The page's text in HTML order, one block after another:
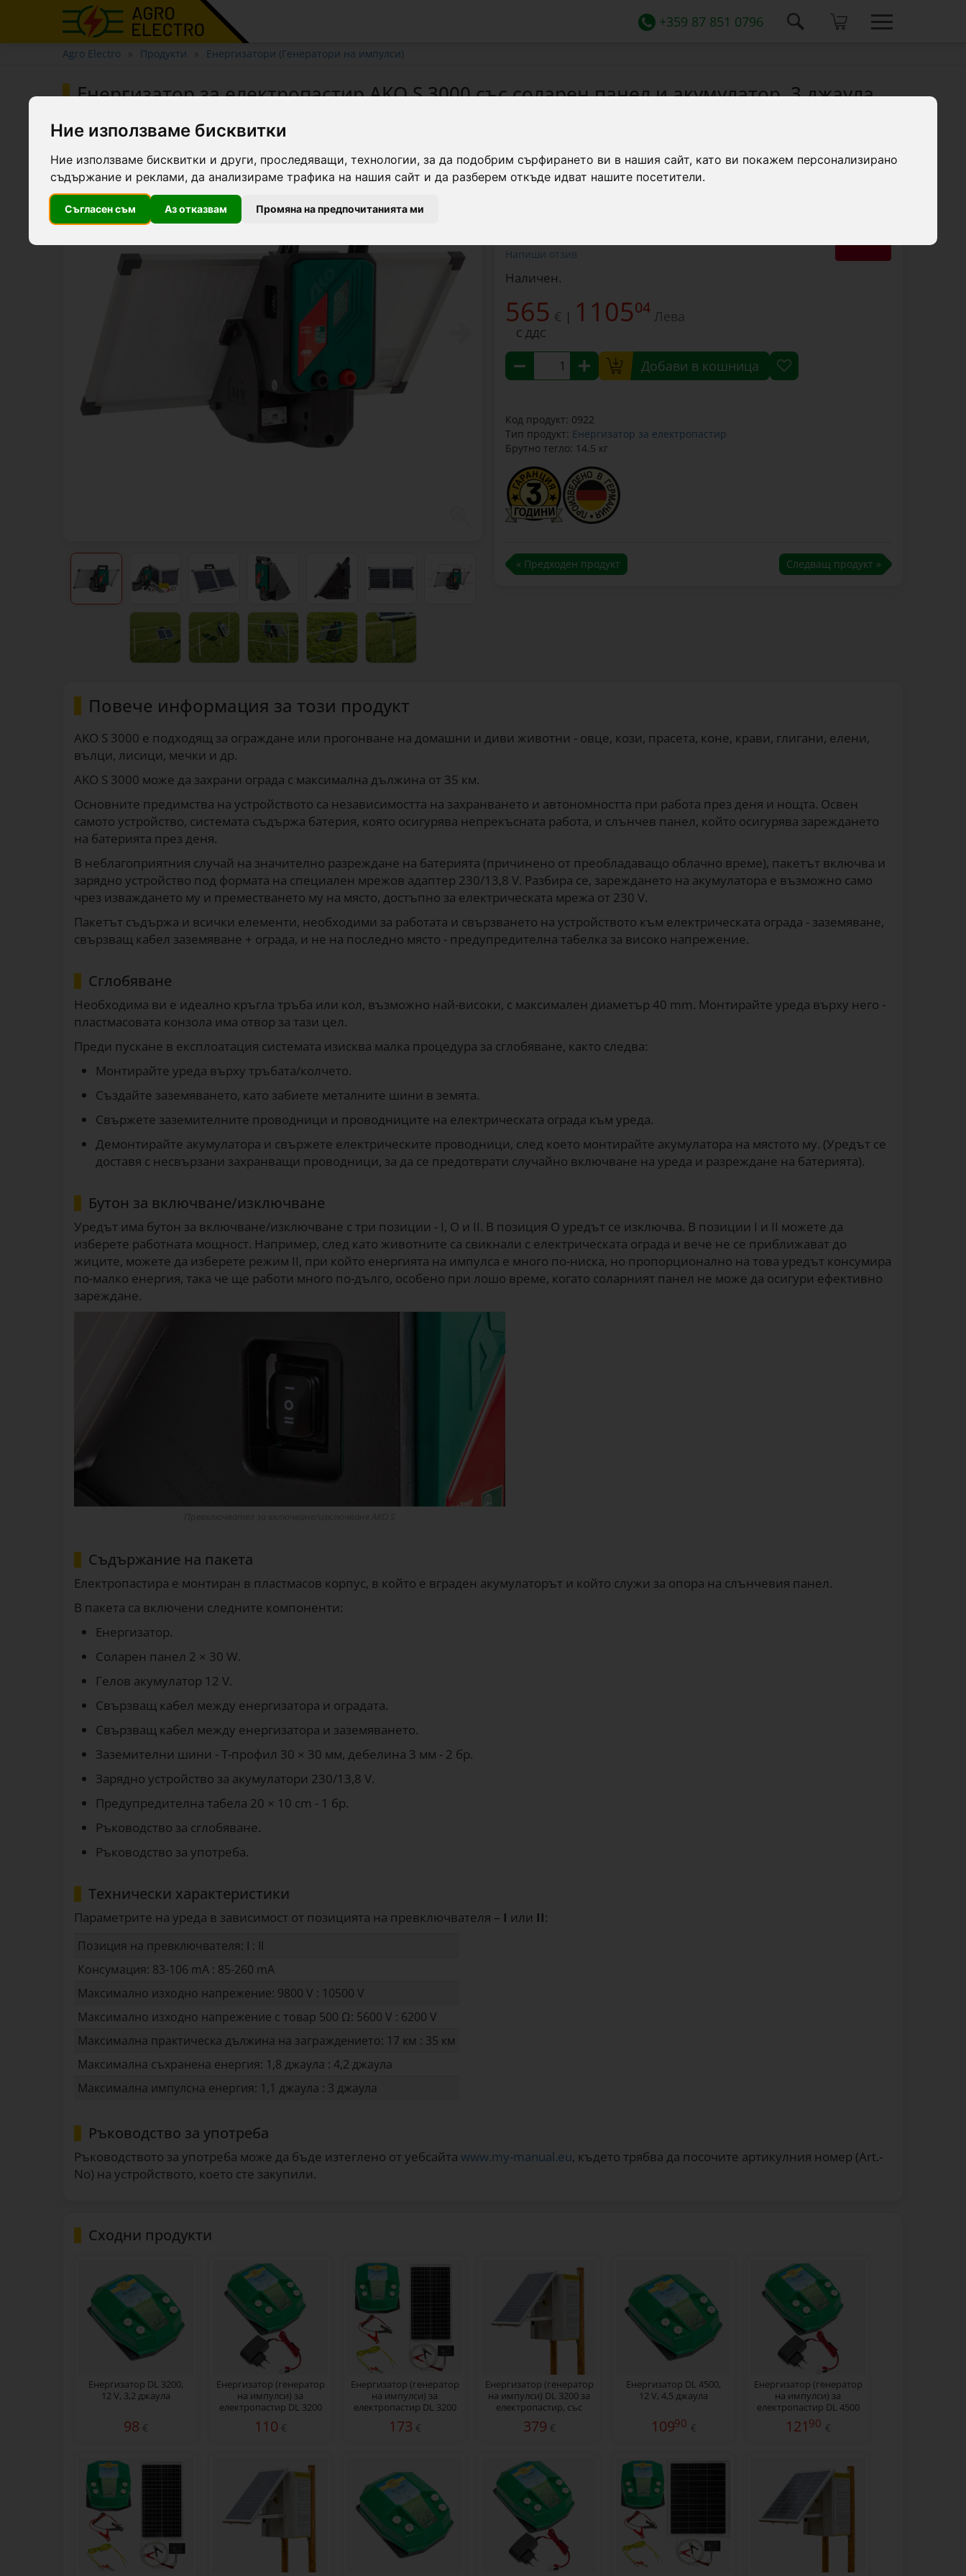
Ние използваме бисквитки
Ние използваме бисквитки и други, проследяващи, технологии, за да подобрим сърфирането ви в нашия сайт, като ви покажем персонализирано
съдържание и реклами, да анализираме трафика на нашия сайт и да разберем откъде идват нашите посетители.
Съгласен съм Аз отказвам Промяна на предпочитанията ми
+359 87 851 0796
Agro Electro Продукти Енергизатори (Генератори на импулси)
Енергизатор за електропастир AKO S 3000 със соларен панел и акумулатор, 3 джаула
със соларен панел и акумулатор, 3 джаула
Напиши отзив
Наличен.
565 € | 110504 Лева
С ДДС
Добави в кошница
Код продукт: 0922
Тип продукт: Енергизатор за електропастир
Брутно тегло: 14.5 кг
« Предходен продукт Следващ продукт »
Повече информация за този продукт
AKO S 3000 е подходящ за ограждане или прогонване на домашни и диви животни - овце, кози, прасета, коне, крави, глигани, елени,
вълци, лисици, мечки и др.
AKO S 3000 може да захрани ограда с максимална дължина от 35 км.
Основните предимства на устройството са независимостта на захранването и автономността при работа през деня и нощта. Освен
самото устройство, системата съдържа батерия, която осигурява непрекъсната работа, и слънчев панел, който осигурява зареждането
на батерията през деня.
В неблагоприятния случай на значително разреждане на батерията (причинено от преобладаващо облачно време), пакетът включва и
зарядно устройство под формата на специален мрежов адаптер 230/13,8 V. Разбира се, зареждането на акумулатора е възможно само
чрез изваждането му и преместването му на място, достъпно за електрическата мрежа от 230 V.
Пакетът съдържа и всички елементи, необходими за работата и свързването на устройството към електрическата ограда - заземяване,
свързващ кабел заземяване + ограда, и не на последно място - предупредителна табелка за високо напрежение.
Сглобяване
Необходима ви е идеално кръгла тръба или кол, възможно най-високи, с максимален диаметър 40 mm. Монтирайте уреда върху него -
пластмасовата конзола има отвор за тази цел.
Преди пускане в експлоатация системата изисква малка процедура за сглобяване, както следва:
Монтирайте уреда върху тръбата/колчето.
Създайте заземяването, като забиете металните шини в земята.
Свържете заземителните проводници и проводниците на електрическата ограда към уреда.
Демонтирайте акумулатора и свържете електрическите проводници, след което монтирайте акумулатора на мястото му. (Уредът се
доставя с несвързани захранващи проводници, за да се предотврати случайно включване на уреда и разреждане на батерията).
Бутон за включване/изключване
Уредът има бутон за включване/изключване с три позиции - I, O и II. В позиция O уредът се изключва. В позиции I и II можете да
изберете работната мощност. Например, след като животните са свикнали с електрическата ограда и вече не се приближават до
жиците, можете да изберете режим II, при който енергията на импулса е много по-ниска, но пропорционално на това уредът консумира
по-малко енергия, така че ще работи много по-дълго, особено при лошо време, когато соларният панел не може да осигури ефективно
зареждане.
Съдържание на пакета
Електропастира е монтиран в пластмасов корпус, в който е вграден акумулаторът и който служи за опора на слънчевия панел.
В пакета са включени следните компоненти:
Енергизатор.
Соларен панел 2 × 30 W.
Гелов акумулатор 12 V.
Свързващ кабел между енергизатора и оградата.
Свързващ кабел между енергизатора и заземяването.
Заземителни шини - Т-профил 30 × 30 мм, дебелина 3 мм - 2 бр.
Зарядно устройство за акумулатори 230/13,8 V.
Предупредителна табела 20 × 10 cm - 1 бр.
Ръководство за сглобяване.
Ръководство за употреба.
Технически характеристики
Параметрите на уреда в зависимост от позицията на превключвателя – I или II:
Позиция на превключвателя: I : II
Консумация: 83-106 mA : 85-260 mA
Максимално изходно напрежение: 9800 V : 10500 V
Максимално изходно напрежение с товар 500 Ω: 5600 V : 6200 V
Максимална практическа дължина на заграждението: 17 км : 35 км
Максимална съхранена енергия: 1,8 джаула : 4,2 джаула
Максимална импулсна енергия: 1,1 джаула : 3 джаула
Ръководство за употреба
Ръководството за употреба може да бъде изтеглено от уебсайта www.my-manual.eu, където трябва да посочите артикулния номер (Art.-
No) на устройството, което сте закупили.
Сходни продукти
Енергизатор DL 3200,
12 V, 3,2 джаула
98 €
Енергизатор (генератор
на импулси) за
електропастир DL 3200
3,2 джаула с мрежов
адаптер 230/12 V
110 €
Енергизатор (генератор
на импулси) за
електропастир DL 3200
3,2 джаула със соларна
система 30 W
173 €
Eнергизатор (генератор
на импулси) DL 3200 за
електропастир, със
соларен панел 30 W
379 €
Енергизатор DL 4500,
12 V, 4,5 джаула
10990 €
Енергизатор (генератор
на импулси) за
електропастир DL 4500
4,5 джаула с мрежов
адаптер 230/12 V
121 90 €